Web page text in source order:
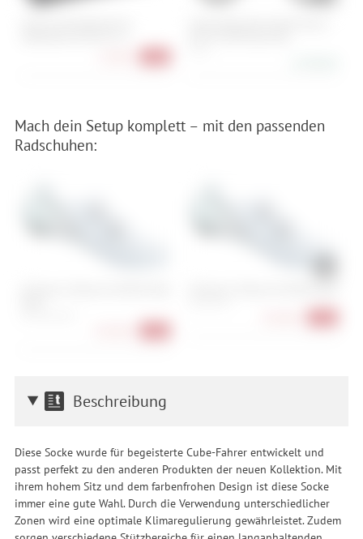
Mach dein Setup komplett – mit den passenden
Radschuhen:
Beschreibung
Diese Socke wurde für begeisterte Cube-Fahrer entwickelt und
passt perfekt zu den anderen Produkten der neuen Kollektion. Mit
ihrem hohem Sitz und dem farbenfrohen Design ist diese Socke
immer eine gute Wahl. Durch die Verwendung unterschiedlicher
Zonen wird eine optimale Klimaregulierung gewährleistet. Zudem